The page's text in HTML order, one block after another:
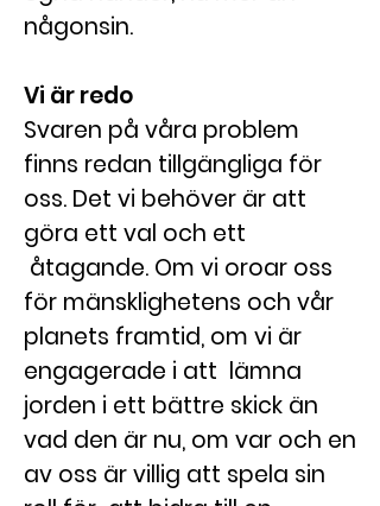
någonsin.
Vi är redo
Svaren på våra problem
finns redan tillgängliga för
oss. Det vi behöver är att
göra ett val och ett
åtagande. Om vi oroar oss
för mänsklighetens och vår
planets framtid, om vi är
engagerade i att lämna
jorden i ett bättre skick än
vad den är nu, om var och en
av oss är villig att spela sin